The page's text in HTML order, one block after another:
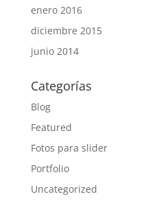
enero 2016
diciembre 2015
junio 2014
Categorías
Blog
Featured
Fotos para slider
Portfolio
Uncategorized